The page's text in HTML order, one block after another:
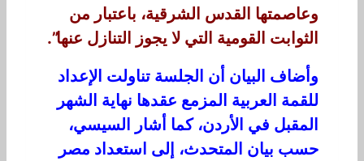
وعاصمتها القدس الشرقية، باعتبار من
الثوابت القومية التي لا يجوز التنازل عنها”.
وأضاف البيان أن الجلسة تناولت الإعداد
للقمة العربية المزمع عقدها نهاية الشهر
المقبل في الأردن، كما أشار السيسي،
حسب بيان المتحدث، إلى استعداد مصر